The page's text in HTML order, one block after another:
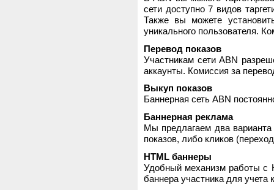
сети доступно 7 видов
Также вы можете
уникального пользователя.
Перевод показов
Участникам сети ABN
аккаунты. Комиссия за
Выкуп показов
Баннерная сеть ABN
Баннерная реклама
Мы предлагаем два
показов, либо кликов
HTML баннеры
Удобный механизм работы с
баннера участника для